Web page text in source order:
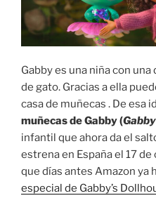
Gabby es una niña con
de gato. Gracias a ella
casa de muñecas . De esa
muñecas de Gabby (
infantil que ahora da el
estrena en España el 17
que días antes Amazon ya
especial de Gabby’s